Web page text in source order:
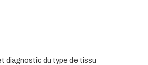
diagnostic du type de tissu